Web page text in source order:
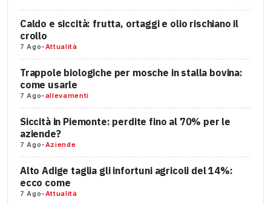
Caldo e siccità: frutta, ortaggi e olio rischiano il
crollo
7 Ago-Attualità
Trappole biologiche per mosche in stalla bovina:
come usarle
7 Ago-allevamenti
Siccità in Piemonte: perdite fino al 70% per le
aziende?
7 Ago-Aziende
Alto Adige taglia gli infortuni agricoli del 14%:
ecco come
7 Ago-Attualità